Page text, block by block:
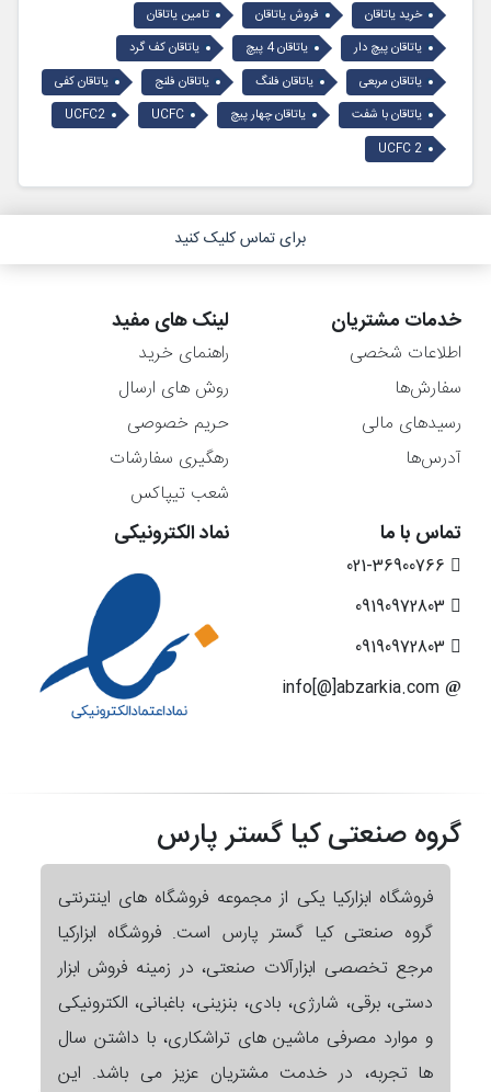
خرید یاتاقان
فروش یاتاقان
تامین یاتاقان
یاتاقان پیچ دار
یاتاقان 4 پیچ
یاتاقان کف گرد
یاتاقان مربعی
یاتاقان فلنگ یاتاقان فلنج
یاتاقان کفی
یاتاقان با شفت
یاتاقان چهار پیچ UCFC
UCFC2
UCFC 2
برای تماس کلیک کنید
خدمات مشتریان
اطلاعات شخصی
سفارش‌ها
رسیدهای مالی
آدرس‌ها
لینک های مفید
راهنمای خرید
روش های ارسال
حریم خصوصی
رهگیری سفارشات
شعب تیپاکس
تماس با ما نماد الکترونیکی
گروه صنعتی کیا گستر پارس
فروشگاه ابزارکیا یکی از مجموعه فروشگاه های اینترنتی
گروه صنعتی کیا گستر پارس است. فروشگاه ابزارکیا
مرجع تخصصی ابزارآلات صنعتی، در زمینه فروش ابزار
دستی، برقی، شارژی، بادی، بنزینی، باغبانی، الکترونیکی
و موارد مصرفی ماشین های تراشکاری، با داشتن سال
ها تجربه، در خدمت مشتریان عزیز می باشد. این